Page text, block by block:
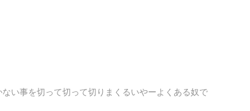
い事を切って切って切りまくるいやーよくある奴で